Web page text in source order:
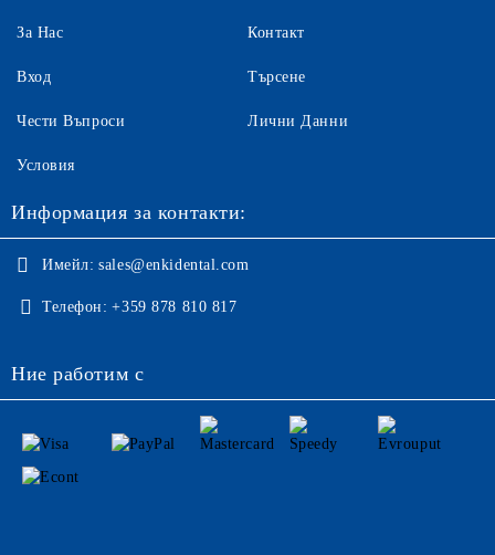
За Нас
Вход
Чести Въпроси
Контакт
Търсене
Лични Данни
Условия
Информация за контакти:
Имейл: sales@enkidental.com
Телефон: +359 878 810 817
Ние работим с